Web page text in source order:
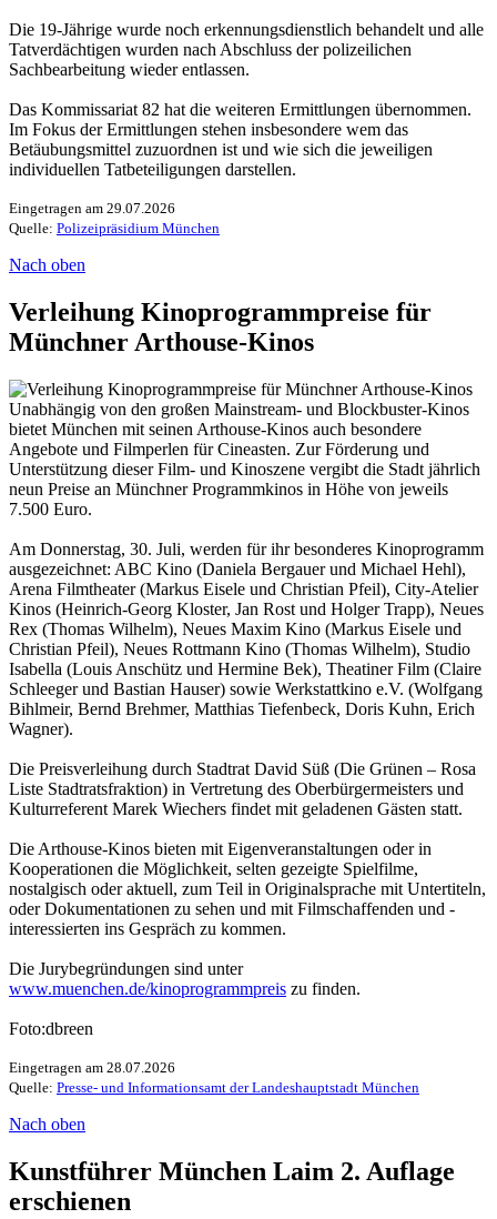
Die 19-Jährige wurde noch erkennungsdienstlich behandelt und alle
Tatverdächtigen wurden nach Abschluss der polizeilichen
Sachbearbeitung wieder entlassen.
Das Kommissariat 82 hat die weiteren Ermittlungen übernommen.
Im Fokus der Ermittlungen stehen insbesondere wem das
Betäubungsmittel zuzuordnen ist und wie sich die jeweiligen
individuellen Tatbeteiligungen darstellen.
Eingetragen am 29.07.2026
Quelle: Polizeipräsidium München
Nach oben
Verleihung Kinoprogrammpreise für
Münchner Arthouse-Kinos
Unabhängig von den großen Mainstream- und Blockbuster-Kinos
bietet München mit seinen Arthouse-Kinos auch besondere
Angebote und Filmperlen für Cineasten. Zur Förderung und
Unterstützung dieser Film- und Kinoszene vergibt die Stadt jährlich
neun Preise an Münchner Programmkinos in Höhe von jeweils
7.500 Euro.
Am Donnerstag, 30. Juli, werden für ihr besonderes Kinoprogramm
ausgezeichnet: ABC Kino (Daniela Bergauer und Michael Hehl),
Arena Filmtheater (Markus Eisele und Christian Pfeil), City-Atelier
Kinos (Heinrich-Georg Kloster, Jan Rost und Holger Trapp), Neues
Rex (Thomas Wilhelm), Neues Maxim Kino (Markus Eisele und
Christian Pfeil), Neues Rottmann Kino (Thomas Wilhelm), Studio
Isabella (Louis Anschütz und Hermine Bek), Theatiner Film (Claire
Schleeger und Bastian Hauser) sowie Werkstattkino e.V. (Wolfgang
Bihlmeir, Bernd Brehmer, Matthias Tiefenbeck, Doris Kuhn, Erich
Wagner).
Die Preisverleihung durch Stadtrat David Süß (Die Grünen – Rosa
Liste Stadtratsfraktion) in Vertretung des Oberbürgermeisters und
Kulturreferent Marek Wiechers findet mit geladenen Gästen statt.
Die Arthouse-Kinos bieten mit Eigenveranstaltungen oder in
Kooperationen die Möglichkeit, selten gezeigte Spielfilme,
nostalgisch oder aktuell, zum Teil in Originalsprache mit Untertiteln,
oder Dokumentationen zu sehen und mit Filmschaffenden und -
interessierten ins Gespräch zu kommen.
Die Jurybegründungen sind unter
www.muenchen.de/kinoprogrammpreis zu finden.
Foto:dbreen
Eingetragen am 28.07.2026
Quelle: Presse- und Informationsamt der Landeshauptstadt München
Nach oben
Kunstführer München Laim 2. Auflage
erschienen